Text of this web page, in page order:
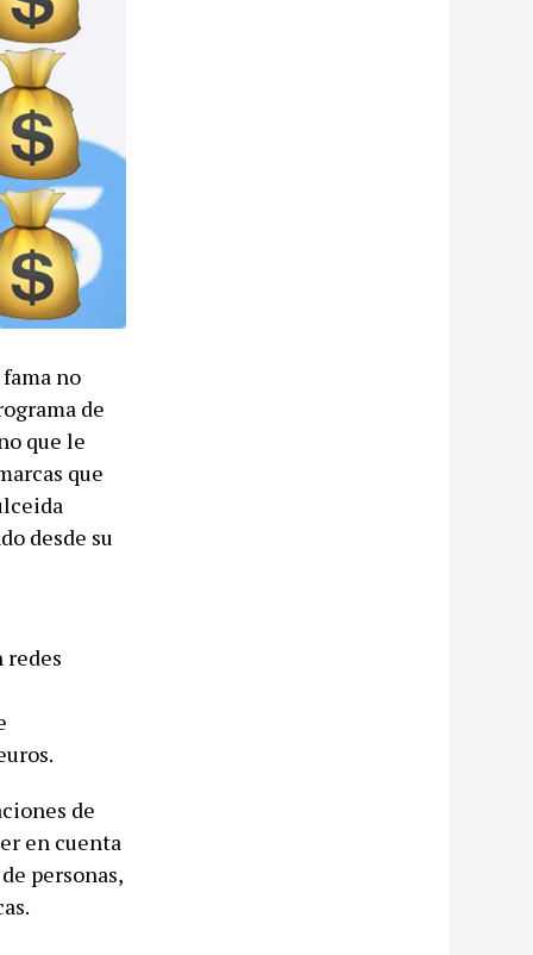
no
de
que le
que
desde su
redes
de
en cuenta
personas,